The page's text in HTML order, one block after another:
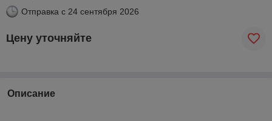
Отправка с 24 сентября 2026
Цену уточняйте
Описание